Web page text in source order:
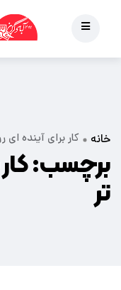
خانه کار برای آینده ای
برچسب:
تر